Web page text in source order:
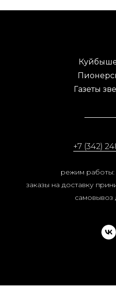
Газеты
+7 (342)
режим работы:
заказы на доставку
самовывоз